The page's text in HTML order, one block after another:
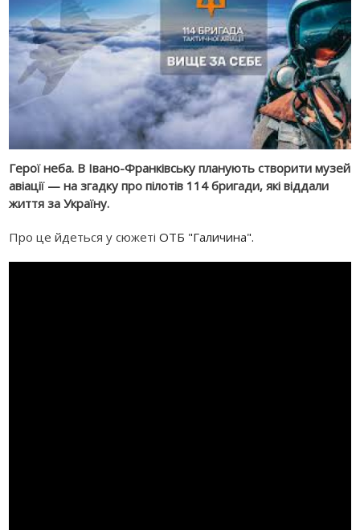
Герої неба. В Івано-Франківську планують створити музей
авіації — на згадку про пілотів 114 бригади, які віддали
життя за Україну.
Про це йдеться у сюжетіОТБ "Галичина".